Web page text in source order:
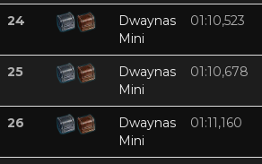
24
Dwaynas
Mini
01:10,523
25
Dwaynas
Mini
01:10,678
26
Dwaynas
Mini
01:11,160